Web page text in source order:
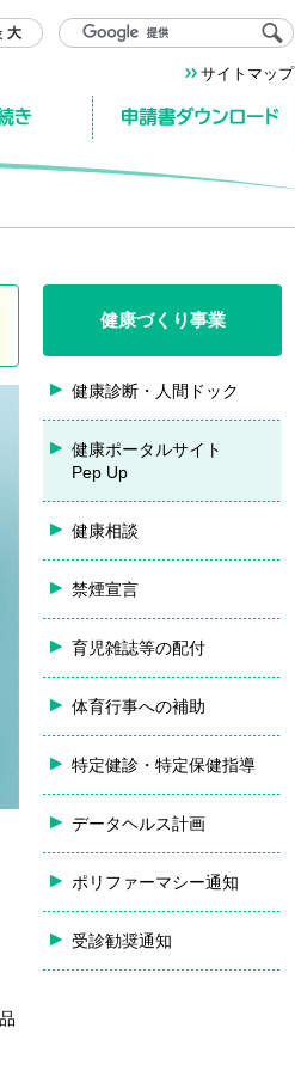
サイトマップ
健康づくり事業
健康診断・人間ドック
健康ポータルサイト
Pep Up
健康相談
禁煙宣言
育児雑誌等の配付
体育行事への補助
特定健診・特定保健指導
データヘルス計画
ポリファーマシー通知
受診勧奨通知